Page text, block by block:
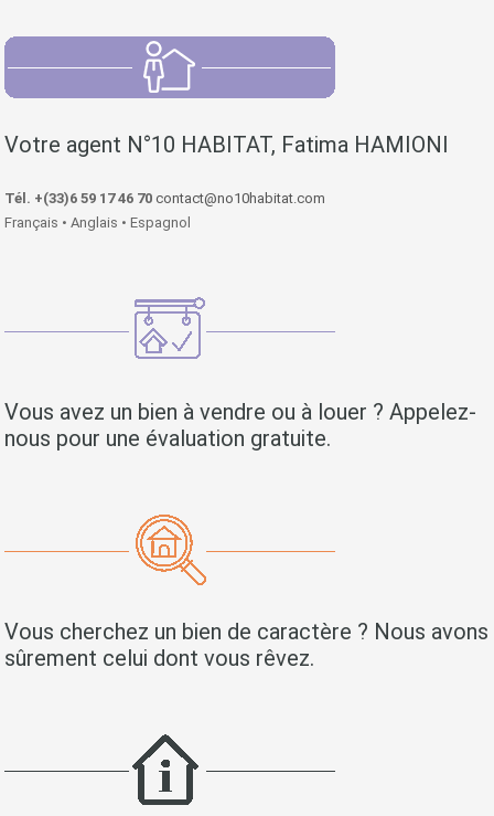
Votre agent N°10 HABITAT, Fatima HAMIONI
Tél. +(33)6 59 17 46 70 contact@no10habitat.com
Français • Anglais • Espagnol
Vous avez un bien à vendre ou à louer ? Appelez-
nous pour une évaluation gratuite.
Vous cherchez un bien de caractère ? Nous avons
sûrement celui dont vous rêvez.